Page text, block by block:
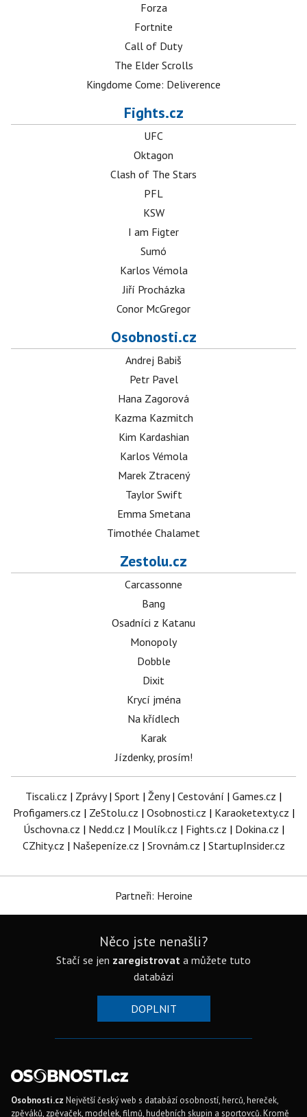
Forza
Fortnite
Call of Duty
The Elder Scrolls
Kingdome Come: Deliverence
Fights.cz
UFC
Oktagon
Clash of The Stars
PFL
KSW
I am Figter
Sumó
Karlos Vémola
Jiří Procházka
Conor McGregor
Osobnosti.cz
Andrej Babiš
Petr Pavel
Hana Zagorová
Kazma Kazmitch
Kim Kardashian
Karlos Vémola
Marek Ztracený
Taylor Swift
Emma Smetana
Timothée Chalamet
Zestolu.cz
Carcassonne
Bang
Osadníci z Katanu
Monopoly
Dobble
Dixit
Krycí jména
Na křídlech
Karak
Jízdenky, prosím!
Tiscali.cz | Zprávy| Sport | Ženy| Cestování | Games.cz |
Profigamers.cz | ZeStolu.cz | Osobnosti.cz | Karaoketexty.cz |
Úschovna.cz | Nedd.cz | Moulík.cz | Fights.cz | Dokina.cz |
CZhity.cz | Našepeníze.cz | Srovnám.cz | StartupInsider.cz
Partneři: Heroine
Něco jste nenašli?
Stačí se jen zaregistrovat a můžete tuto
databázi
DOPLNIT
Osobnosti.cz Největší český web s databází osobností, herců, hereček,
zpěváků, zpěvaček, modelek, filmů, hudebních skupin a sportovců. Kromě